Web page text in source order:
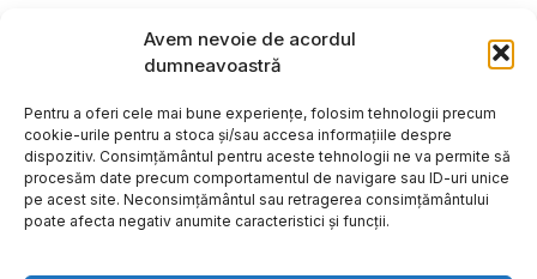
Avem nevoie de acordul
dumneavoastră
Pentru a oferi cele mai bune experiențe, folosim tehnologii precum
cookie-urile pentru a stoca și/sau accesa informațiile despre
dispozitiv. Consimțământul pentru aceste tehnologii ne va permite să
procesăm date precum comportamentul de navigare sau ID-uri unice
pe acest site. Neconsimțământul sau retragerea consimțământului
poate afecta negativ anumite caracteristici și funcții.